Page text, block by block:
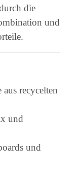
die
und
recycelten
und
und